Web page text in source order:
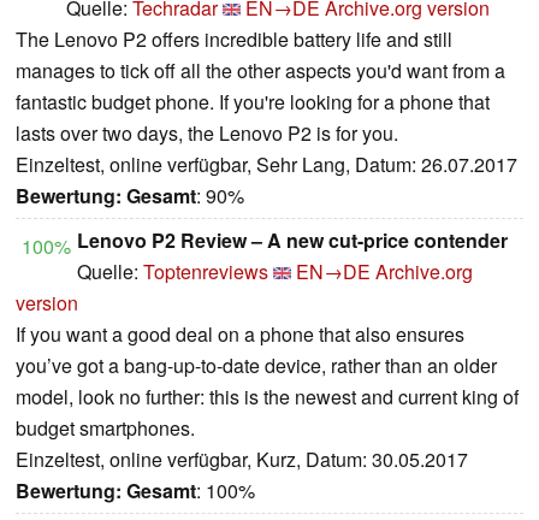
Quelle: Techradar EN→DE Archive.org version
The Lenovo P2 offers incredible battery life and still
manages to tick off all the other aspects you'd want from a
fantastic budget phone. If you're looking for a phone that
lasts over two days, the Lenovo P2 is for you.
Einzeltest, online verfügbar, Sehr Lang, Datum: 26.07.2017
Bewertung: Gesamt: 90%
100% Lenovo P2 Review – A new cut-price contender
Quelle: Toptenreviews EN→DE Archive.org
version
If you want a good deal on a phone that also ensures
you’ve got a bang-up-to-date device, rather than an older
model, look no further: this is the newest and current king of
budget smartphones.
Einzeltest, online verfügbar, Kurz, Datum: 30.05.2017
Bewertung: Gesamt: 100%